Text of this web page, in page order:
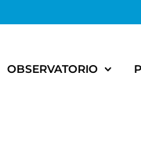
OBSERVATORIO